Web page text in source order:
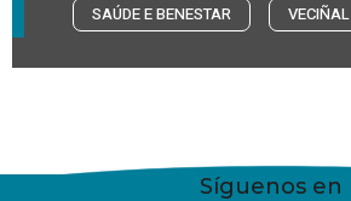
SAÚDE E BENESTAR
VECIÑAL
Síguenos en